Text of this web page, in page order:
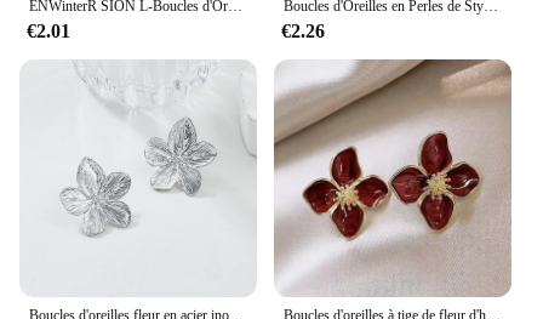
ENWinterR SION L-Boucles d'Oreilles en Acier Inoxydable pour Femme, Bijoux Créatifs et Élégants, Perles Carrées en Forme de Cœur, Vente en Gros
€2.01
Boucles d'Oreilles en Perles de Style Linéaire Chic, Argent, Élégant, Tempérament, Nministériels d Papillon, Bijoux, Goutte d'Eau, 2024
€2.26
Boucles d'oreilles fleur en acier inoxydable pour femmes, carnaval de voyage en plein air, cadeaux de festival, mode, 2 pièces Boucles d'oreilles à tige de fleur d'hibiscus pour femmes et filles, glaçure goutte, Ins français, mode vintage, mariage coréen, cadeaux de bijoux romantiques, 2024